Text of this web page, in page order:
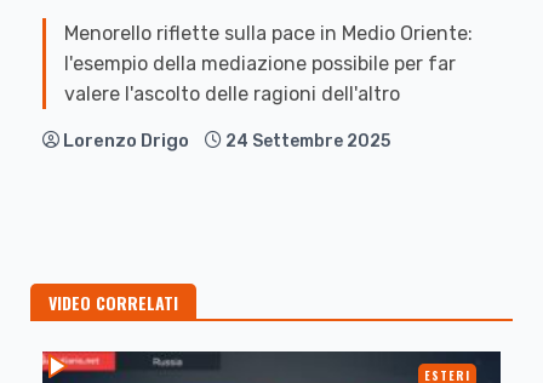
Menorello riflette sulla pace in Medio Oriente:
l'esempio della mediazione possibile per far
valere l'ascolto delle ragioni dell'altro
Lorenzo Drigo 24 Settembre 2025
VIDEO CORRELATI
ESTERI